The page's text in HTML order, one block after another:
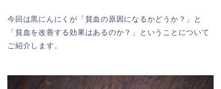
今回は黒にんにくが「貧血の原因になるかどうか？」と
「貧血を改善する効果はあるのか？」ということについて
ご紹介します。